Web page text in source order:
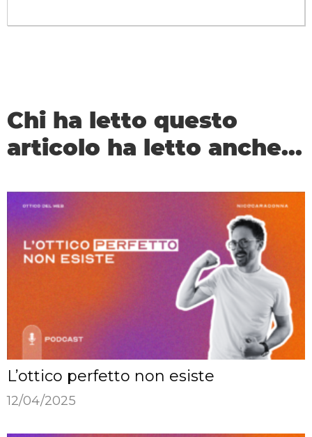
Chi ha letto questo
articolo ha letto anche...
L’ottico perfetto non esiste
12/04/2025